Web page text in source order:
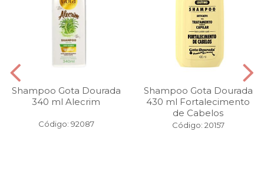
Shampoo Gota Dourada
340 ml Alecrim
Código: 92087
Shampoo Gota Dourada
430 ml Fortalecimento
de Cabelos
Código: 20157